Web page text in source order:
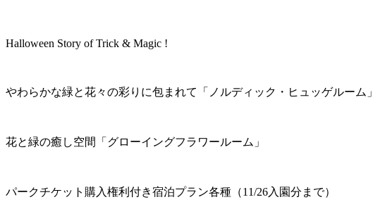
Halloween Story of Trick & Magic !
やわらかな緑と花々の彩りに包まれて「ノルディック・ヒュッゲルーム」
花と緑の癒し空間「グローイングフラワールーム」
パークチケット購入権利付き宿泊プラン各種（11/26入園分まで）